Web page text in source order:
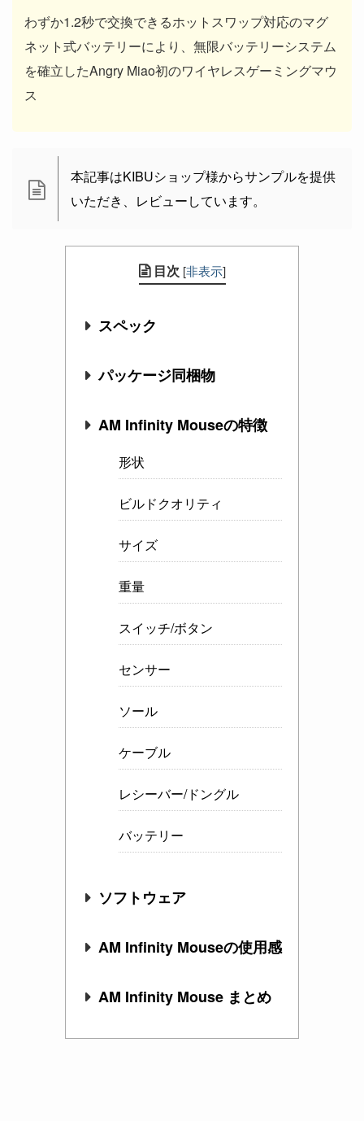
わずか1.2秒で交換できるホットスワップ対応のマグ
ネット式バッテリーにより、無限バッテリーシステム
を確立したAngry Miao初のワイヤレスゲーミングマウ
ス
本記事はKIBUショップ様からサンプルを提供
いただき、レビューしています。
目次 [非表示]
スペック
パッケージ同梱物
AM Infinity Mouseの特徴
形状
ビルドクオリティ
サイズ
重量
スイッチ/ボタン
センサー
ソール
ケーブル
レシーバー/ドングル
バッテリー
ソフトウェア
AM Infinity Mouseの使用感
AM Infinity Mouse まとめ